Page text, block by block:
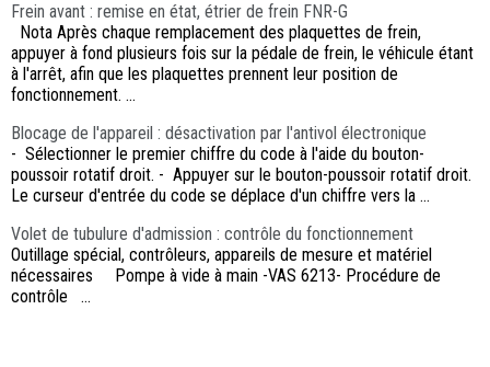
Frein avant : remise en état, étrier de frein FNR-G
Nota Après chaque remplacement des plaquettes de frein,
appuyer à fond plusieurs fois sur la pédale de frein, le véhicule étant
à l'arrêt, afin que les plaquettes prennent leur position de
fonctionnement. ...
Blocage de l'appareil : désactivation par l'antivol électronique
- Sélectionner le premier chiffre du code à l'aide du bouton-
poussoir rotatif droit. - Appuyer sur le bouton-poussoir rotatif droit.
Le curseur d'entrée du code se déplace d'un chiffre vers la ...
Volet de tubulure d'admission : contrôle du fonctionnement
Outillage spécial, contrôleurs, appareils de mesure et matériel
nécessaires Pompe à vide à main -VAS 6213- Procédure de
contrôle ...